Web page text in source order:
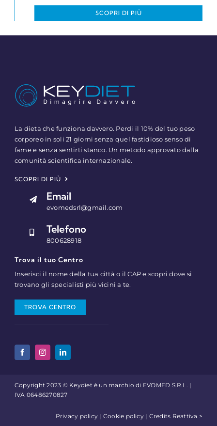
SCOPRI DI PIÙ
La dieta che funziona davvero. Perdi il 10% del tuo peso
corporeo in soli 21 giorni senza quel fastidioso senso di
fame e senza sentirti stanco. Un metodo approvato dalla
comunità scientifica internazionale.
SCOPRI DI PIÙ
Email
evomedsrl@gmail.com
Telefono
800628918
Trova il tuo Centro
Inserisci il nome della tua città o il CAP e scopri dove si
trovano gli specialisti più vicini a te.
TROVA CENTRO
Copyright 2023 © Keydiet è un marchio di EVOMED S.R.L. |
IVA 06486270827
Privacy policy | Cookie policy| Credits Reattiva >